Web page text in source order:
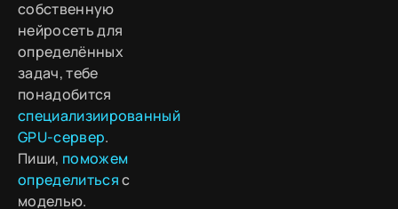
собственную
нейросеть для
определённых
задач, тебе
понадобится
специализиированный
GPU-сервер.
Пиши, поможем
определитьсяс
моделью.